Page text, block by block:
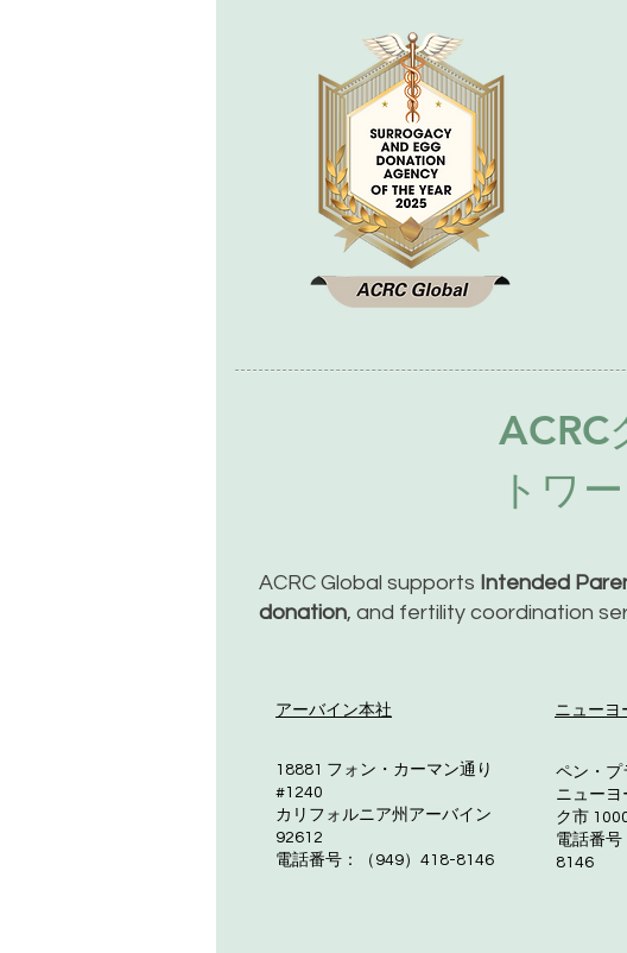
ACRC
トワ
ACRC Global supports Intended
donation, and fertility coordination
アーバイン本社 ニューヨ
18881 フォン・カーマン通り
#1240
カリフォルニア州アーバイン
92612
電話番号：（949）418-8146
ペン・プ
ニューヨ
ク市
電話番
8146